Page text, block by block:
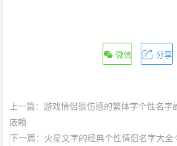
微信 分享
上一篇： 游戏情侣很伤感的繁体字个性名字
庡賴
下一篇： 火星文字的经典个性情侣名字大